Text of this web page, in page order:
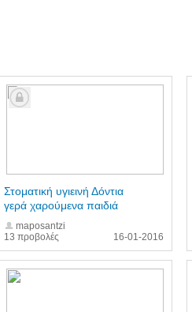
13 προβολές
Στοματική υγιεινή Δόντια
γερά χαρούμενα παιδιά
maposantzi
16-01-2016